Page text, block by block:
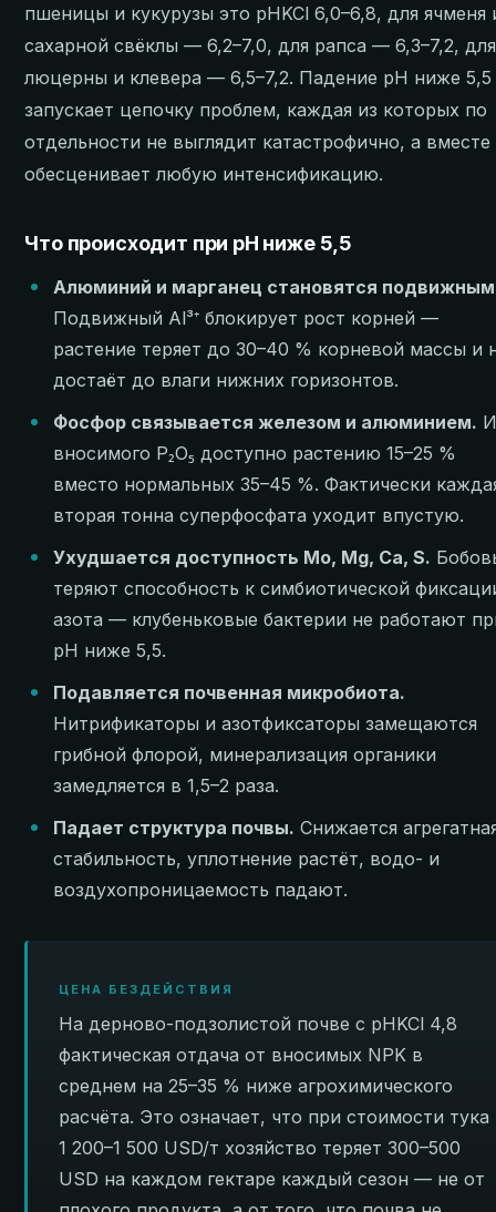
пшеницы и кукурузы это pHKCl 6,0–6,8, для ячменя
сахарной свёклы — 6,2–7,0, для рапса — 6,3–7,2, для
люцерны и клевера — 6,5–7,2. Падение pH ниже 5,5
запускает цепочку проблем, каждая из которых по
отдельности не выглядит катастрофично, а
обесценивает любую интенсификацию.
Что происходит при pH ниже 5,5
Алюминий и марганец становятся
Подвижный Al³⁺ блокирует рост корней —
растение теряет до 30–40 % корневой массы и
достаёт до влаги нижних горизонтов.
Фосфор связывается железом и алюминием.
вносимого P₂O₅ доступно растению 15–25 %
вместо нормальных 35–45 %. Фактически
вторая тонна суперфосфата уходит впустую.
Ухудшается доступность Mo, Mg, Ca, S.
теряют способность к симбиотической
азота — клубеньковые бактерии не работают
pH ниже 5,5.
Подавляется почвенная микробиота.
Нитрификаторы и азотфиксаторы замещаются
грибной флорой, минерализация органики
замедляется в 1,5–2 раза.
Падает структура почвы. Снижается
стабильность, уплотнение растёт, водо- и
воздухопроницаемость падают.
ЦЕНА БЕЗДЕЙСТВИЯ
На дерново-подзолистой почве с pHKCl 4,8
фактическая отдача от вносимых NPK в
среднем на 25–35 % ниже агрохимического
расчёта. Это означает, что при стоимости тука
1 200–1 500 USD/т хозяйство теряет 300–500
USD на каждом гектаре каждый сезон — не от